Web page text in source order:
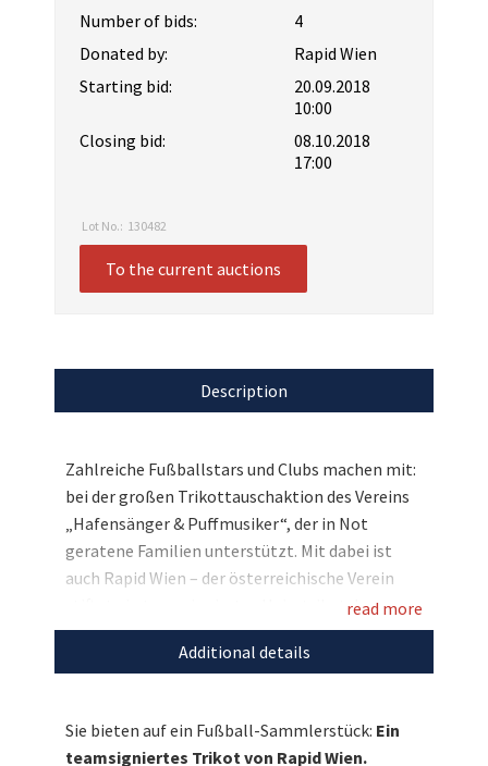
Number of bids:
4
Donated by:
Rapid Wien
Starting bid:
20.09.2018
10:00
Closing bid:
08.10.2018
17:00
Lot No.: 130482
To the current auctions
Description
Zahlreiche Fußballstars und Clubs machen mit:
bei der großen Trikottauschaktion des Vereins
„Hafensänger & Puffmusiker“, der in Not
geratene Familien unterstützt. Mit dabei ist
auch Rapid Wien – der österreichische Verein
stiftet ein teamsigniertes Heimtrikot der
aktuellen Saison. Bieten Sie jetzt mit und
sichern Sie sich dieses Sammlerstück aus der
Entdecken Sie bei uns auch weitere
einzigartige Auktionenfür den guten Zweck!
read more
Additional details
Sie bieten auf ein Fußball-Sammlerstück: Ein
teamsigniertes Trikot von Rapid Wien.